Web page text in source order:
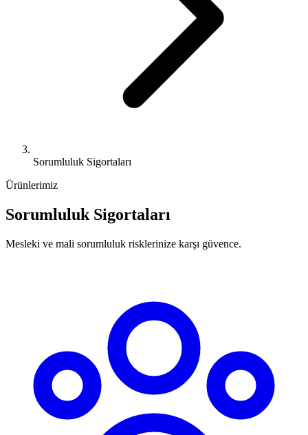
Sorumluluk Sigortaları
Ürünlerimiz
Sorumluluk Sigortaları
Mesleki ve mali sorumluluk risklerinize karşı güvence.